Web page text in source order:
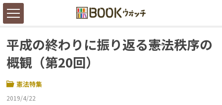
平成の終わりに振り返る――憲法秩序の
概観（第20回）
憲法特集
2019/4/22